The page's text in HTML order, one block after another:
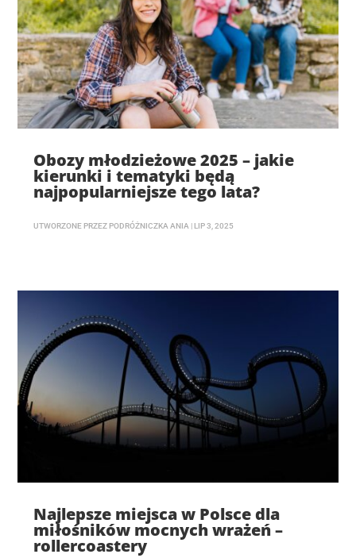
Obozy młodzieżowe 2025 – jakie
kierunki i tematyki będą
najpopularniejsze tego lata?
UTWORZONE PRZEZ PODRÓŻNICZKA ANIA | LIP 3, 2025
Najlepsze miejsca w Polsce dla
miłośników mocnych wrażeń –
rollercoastery